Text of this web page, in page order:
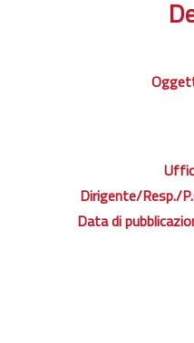
Dirigente/Resp./
Data di